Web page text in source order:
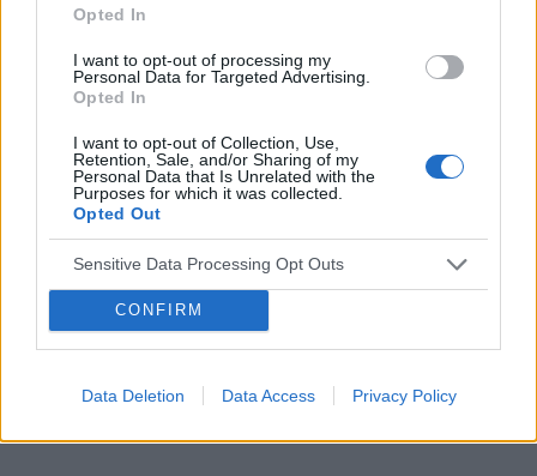
Opted In
I want to opt-out of processing my
Personal Data for Targeted Advertising.
Opted In
I want to opt-out of Collection, Use,
Retention, Sale, and/or Sharing of my
Personal Data that Is Unrelated with the
Purposes for which it was collected.
Opted Out
Sensitive Data Processing Opt Outs
CONFIRM
Data Deletion Data Access Privacy Policy